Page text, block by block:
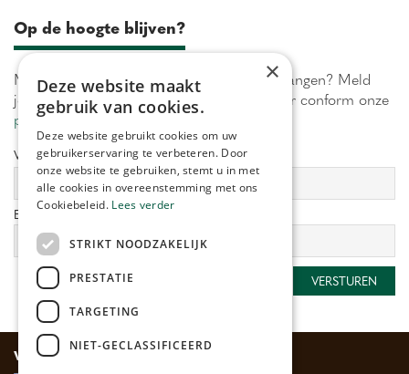
Op de hoogte blijven?
Maximaal 1 keer per week onze acties ontvangen? Meld
je aan! Wij verwerken jouw gegevens secuur conform onze
privacy policy.
Voornaam: Achternaam:
E-mailadres:
Veilig betalen
×
Deze website maakt
gebruik van cookies.
Deze website gebruikt cookies om uw
gebruikerservaring te verbeteren. Door
onze website te gebruiken, stemt u in met
alle cookies in overeenstemming met ons
Cookiebeleid. Lees verder
STRIKT NOODZAKELIJK
PRESTATIE
TARGETING
NIET-GECLASSIFICEERD